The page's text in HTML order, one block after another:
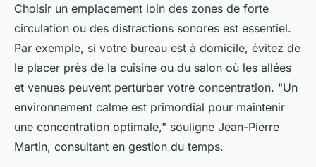
Choisir un emplacement loin des zones de forte
circulation ou des distractions sonores est essentiel.
Par exemple, si votre bureau est à domicile, évitez de
le placer près de la cuisine ou du salon où les allées
et venues peuvent perturber votre concentration. "Un
environnement calme est primordial pour maintenir
une concentration optimale," souligne Jean-Pierre
Martin, consultant en gestion du temps.